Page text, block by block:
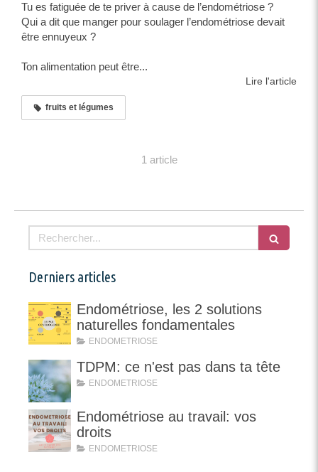
Tu es fatiguée de te priver à cause de l’endométriose ?
Qui a dit que manger pour soulager l’endométriose devait
être ennuyeux ?
Ton alimentation peut être...
Lire l'article
fruits et légumes
1 article
Rechercher
Derniers articles
Endométriose, les 2 solutions
naturelles fondamentales
ENDOMETRIOSE
TDPM: ce n'est pas dans ta tête
ENDOMETRIOSE
Endométriose au travail: vos
droits
ENDOMETRIOSE